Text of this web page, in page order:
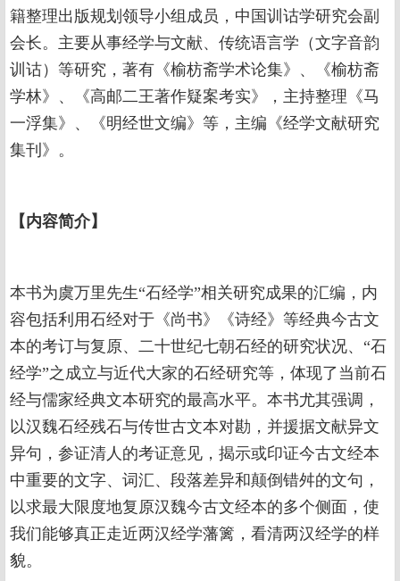
籍整理出版规划领导小组成员，中国训诂学研究会副
会长。主要从事经学与文献、传统语言学（文字音韵
训诂）等研究，著有《榆枋斋学术论集》、《榆枋斋
学林》、《高邮二王著作疑案考实》，主持整理《马
一浮集》、《明经世文编》等，主编《经学文献研究
集刊》。
【内容简介】
本书为虞万里先生“石经学”相关研究成果的汇编，内
容包括利用石经对于《尚书》《诗经》等经典今古文
本的考订与复原、二十世纪七朝石经的研究状况、“石
经学”之成立与近代大家的石经研究等，体现了当前石
经与儒家经典文本研究的最高水平。本书尤其强调，
以汉魏石经残石与传世古文本对勘，并援据文献异文
异句，参证清人的考证意见，揭示或印证今古文经本
中重要的文字、词汇、段落差异和颠倒错舛的文句，
以求最大限度地复原汉魏今古文经本的多个侧面，使
我们能够真正走近两汉经学藩篱，看清两汉经学的样
貌。